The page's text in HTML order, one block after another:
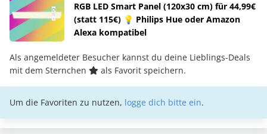
RGB LED Smart Panel (120x30 cm) für 44,99€
(statt 115€) 💡 Philips Hue oder Amazon
Alexa kompatibel
Als angemeldeter Besucher kannst du deine Lieblings-Deals
mit dem Sternchen
als Favorit speichern.
Um die Favoriten zu nutzen, logge dich bitte ein.